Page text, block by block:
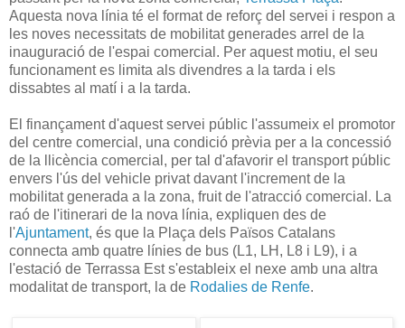
Aquesta nova línia té el format de reforç del servei i respon a
les noves necessitats de mobilitat generades arrel de la
inauguració de l'espai comercial. Per aquest motiu, el seu
funcionament es limita als divendres a la tarda i els
dissabtes al matí i a la tarda.
El finançament d'aquest servei públic l'assumeix el promotor
del centre comercial, una condició prèvia per a la concessió
de la llicència comercial, per tal d'afavorir el transport públic
envers l'ús del vehicle privat davant l'increment de la
mobilitat generada a la zona, fruit de l'atracció comercial. La
raó de l'itinerari de la nova línia, expliquen des de
l'Ajuntament, és que la Plaça dels Països Catalans
connecta amb quatre línies de bus (L1, LH, L8 i L9), i a
l'estació de Terrassa Est s'estableix el nexe amb una altra
modalitat de transport, la de Rodalies de Renfe.